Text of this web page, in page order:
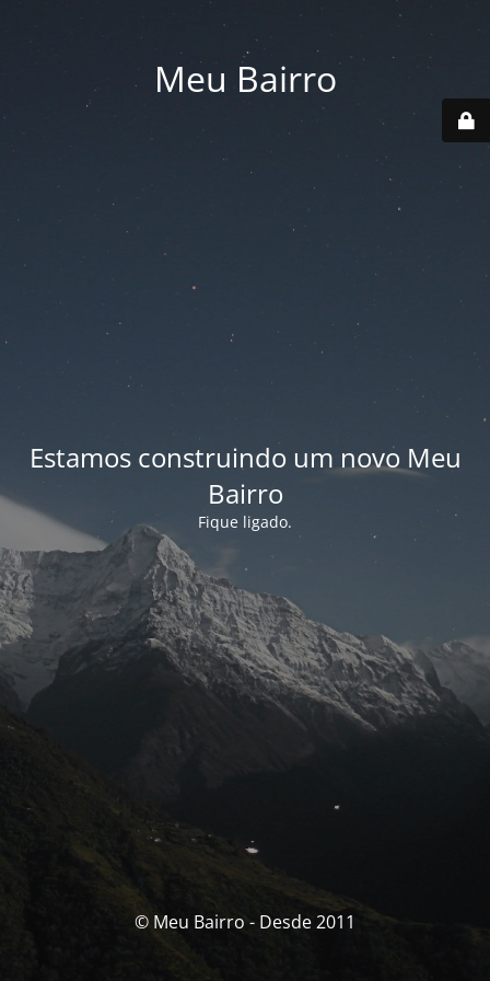
Meu Bairro
Estamos construindo um novo Meu
Bairro
Fique ligado.
© Meu Bairro - Desde 2011